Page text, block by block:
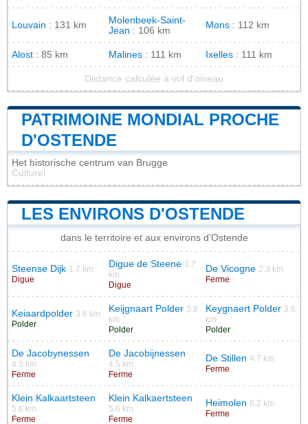
Louvain : 131 km
Molenbeek-Saint-
Jean : 106 km
Mons : 112 km
Alost : 85 km Malines : 111 km Ixelles : 111 km
Distance calculée à vol d'oiseau
PATRIMOINE MONDIAL PROCHE
D'OSTENDE
Het historische centrum van Brugge
Culturel
LES ENVIRONS D'OSTENDE
dans le territoire et aux environs d'Ostende
Steense Dijk 1.7 km
Digue
Digue de Steene 1.7
km
Digue
De Vicogne 2.3 km
Ferme
Keiaardpolder 3.6 km
Polder
Keijgnaart Polder 3.6
km
Polder
Keygnaert Polder 3.6
km
Polder
De Jacobynessen
4.5 km
Ferme
De Jacobijnessen
4.5 km
Ferme
De Stillen 4.7 km
Ferme
Klein Kalkaartsteen
5.6 km
Ferme
Klein Kalkaertsteen
5.6 km
Ferme
Heimolen 6.2 km
Ferme